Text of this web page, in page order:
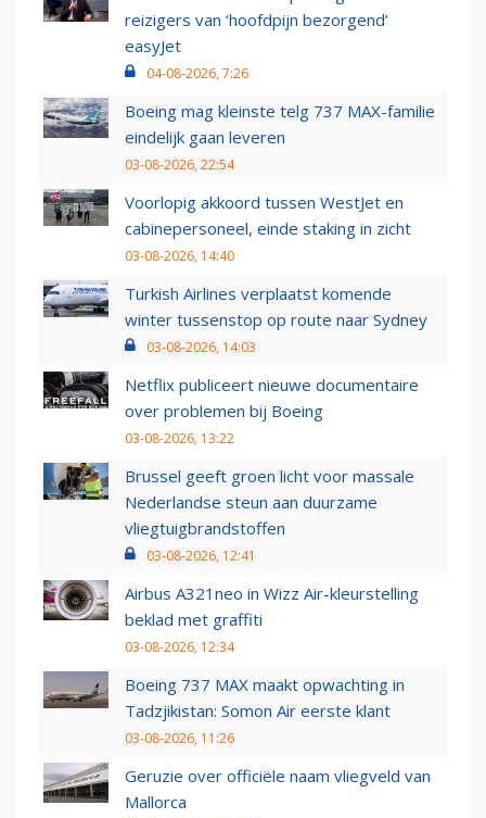
reizigers van ‘hoofdpijn bezorgend’
easyJet
04-08-2026, 7:26
Boeing mag kleinste telg 737 MAX-familie
eindelijk gaan leveren
03-08-2026, 22:54
Voorlopig akkoord tussen WestJet en
cabinepersoneel, einde staking in zicht
03-08-2026, 14:40
Turkish Airlines verplaatst komende
winter tussenstop op route naar Sydney
03-08-2026, 14:03
Netflix publiceert nieuwe documentaire
over problemen bij Boeing
03-08-2026, 13:22
Brussel geeft groen licht voor massale
Nederlandse steun aan duurzame
vliegtuigbrandstoffen
03-08-2026, 12:41
Airbus A321neo in Wizz Air-kleurstelling
beklad met graffiti
03-08-2026, 12:34
Boeing 737 MAX maakt opwachting in
Tadzjikistan: Somon Air eerste klant
03-08-2026, 11:26
Geruzie over officiële naam vliegveld van
Mallorca